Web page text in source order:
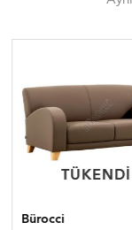
TÜKENDI
TÜKENDI
Bürocci